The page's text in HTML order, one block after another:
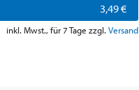
3,49 €
inkl. Mwst., für 7 Tage zzgl. Versand